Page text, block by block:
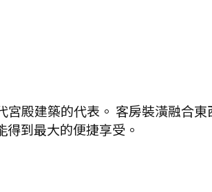
殿建築的代表。 客房裝潢融合
到最大的便捷享受。